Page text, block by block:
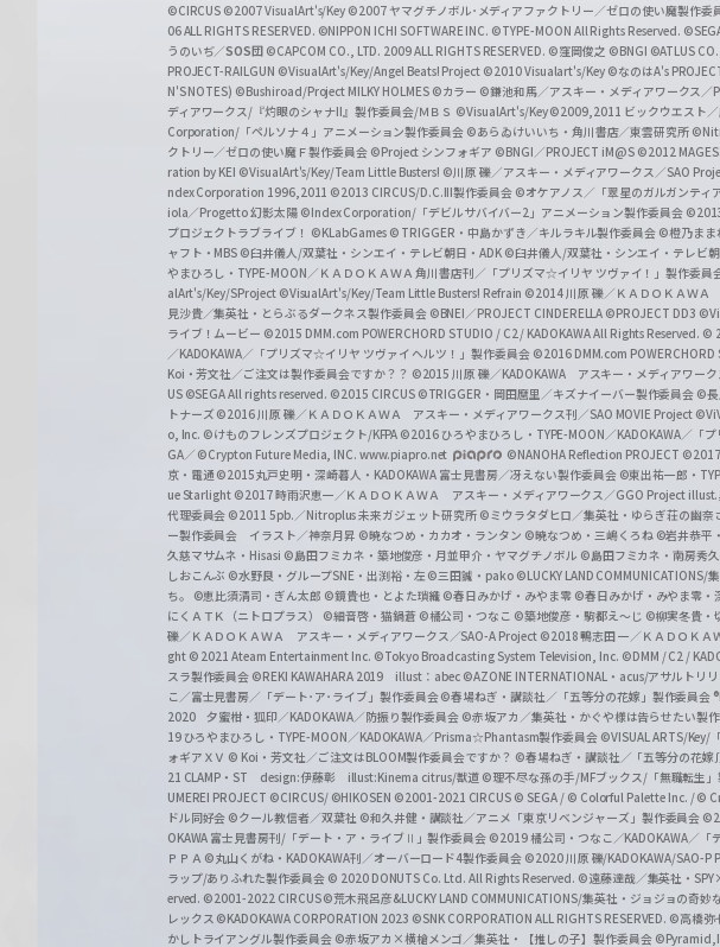
c
h
w
a
r
z
©CIRCUS ©2007 VisualArt's/Key ©2007 ヤマグチノボル･メディアファクトリー／ゼロの使い魔製作委
06 ALL RIGHTS RESERVED. ©NIPPON ICHI SOFTWARE INC. ©TYPE-MOON All Rights Reserved.
うのいぢ／SOS団 ©CAPCOM CO., LTD. 2009 ALL RIGHTS RESERVED. ©窪岡俊之 ©BNGI ©ATLUS
PROJECT-RAILGUN ©VisualArt's/Key/Angel Beats! Project ©2010 Visualart's/Key ©なのはA's
N'S NOTES) ©Bushiroad/Project MILKY HOLMES ©カラー ©鎌池和馬／アスキー・メディアワークス／
ディアワークス/『灼眼のシャナII』製作委員会/ＭＢＳ ©VisualArt's/Key©2009,2011 ビックウエスト
Corporation/「ペルソナ４」アニメーション製作委員会 ©あらゐけいいち・角川書店／東雲研究所
クトリー／ゼロの使い魔Ｆ製作委員会 ©Project シンフォギア ©BNGI／PROJECT iM@S ©2012
ration by KEI ©VisualArt's/Key/Team Little Busters! ©川原 礫／アスキー・メディアワークス／SAO
ndex Corporation 1996,2011 ©2013 CIRCUS/D.C.III製作委員会 ©オケアノス／「翠星のガルガンティ
iola／Progetto 幻影太陽 ©Index Corporation/「デビルサバイバー2」アニメーション製作委員会
プロジェクトラブライブ！ ©KLabGames © TRIGGER・中島かずき／キルラキル製作委員会 ©橙乃まま
ャフト・MBS ©臼井儀人/双葉社・シンエイ・テレビ朝日・ADK ©臼井儀人/双葉社・シンエイ・テレビ
やまひろし・TYPE-MOON／ＫＡＤＯＫＡＷＡ 角川書店刊／「プリズマ☆イリヤ ツヴァイ！」製作委員
alArt's/Key/SProject ©VisualArt's/Key/Team Little Busters! Refrain ©2014 川原 礫／ＫＡＤＯＫＡＷＡ
見沙貴／集英社・とらぶるダークネス製作委員会 ©BNEI／PROJECT CINDERELLA ©PROJECT DD3
ライブ！ムービー ©2015 DMM.com POWERCHORD STUDIO / C2 / KADOKAWA All Rights Reserved. ©
／KADOKAWA／「プリズマ☆イリヤ ツヴァイ ヘルツ！」製作委員会 ©2016 DMM.com POWERCHORD
Koi・芳文社／ご注文は製作委員会ですか？？ ©2015 川原 礫／KADOKAWA アスキー・メディアワー
US ©SEGA All rights reserved. ©2015 CIRCUS ©TRIGGER・岡田麿里／キズナイーバー製作委員会 ©長
トナーズ©2016 川原 礫／ＫＡＤＯＫＡＷＡ アスキー・メディアワークス刊／SAO MOVIE Project
o, Inc. ©けものフレンズプロジェクト/KFPA ©2016 ひろやまひろし・TYPE-MOON／KADOKAWA／「
GA／ ©Crypton Future Media, INC. www.piapro.net
©NANOHA Reflection PROJECT ©2017
京・電通 ©2015丸戸史明・深崎暮人・KADOKAWA 富士見書房／冴えない製作委員会 ©東出祐一郎・
ue Starlight ©2017 時雨沢恵一／ＫＡＤＯＫＡＷＡ アスキー・メディアワークス／GGO Project illust.
代理委員会 ©2011 5pb.／Nitroplus 未来ガジェット研究所 ©ミウラタダヒロ／集英社・ゆらぎ荘の幽奈
ー製作委員会 イラスト／神奈月昇 ©暁なつめ・カカオ・ランタン ©暁なつめ・三嶋くろね ©岩井恭平
久慈マサムネ・Hisasi ©島田フミカネ・築地俊彦・月並甲介・ヤマグチノボル ©島田フミカネ・南房秀
しおこんぶ ©水野良・グループSNE・出渕裕・左 ©三田誠・pako ©LUCKY LAND COMMUNICATIONS/
ち。
©恵比須清司・ぎん太郎 ©鏡貴也・とよた瑣織 ©春日みかげ・みやま零 ©春日みかげ・みやま零・
にくＡＴＫ（ニトロプラス） ©細音啓・猫鍋蒼 ©橘公司・つなこ ©築地俊彦・駒都え～じ ©柳実冬貴・
礫／ＫＡＤＯＫＡＷＡ アスキー・メディアワークス／SAO-A Project ©2018 鴨志田 一／ＫＡＤＯＫＡ
ght © 2021 Ateam Entertainment Inc. ©Tokyo Broadcasting System Television, Inc. ©DMM / C2 /
スラ製作委員会 ©REKI KAWAHARA 2019 illust：abec ©AZONE INTERNATIONAL・acus/アサルトリ
こ／富士見書房／「デート･ア･ライブ」製作委員会©春場ねぎ・講談社／「五等分の花嫁」製作委員会
2020 夕蜜柑・狐印／KADOKAWA／防振り製作委員会 ©赤坂アカ／集英社・かぐや様は告らせたい製
19 ひろやまひろし・TYPE-MOON／KADOKAWA／Prisma☆Phantasm製作委員会 ©VISUAL ARTS/Key/
ォギアＸＶ © Koi・芳文社／ご注文はBLOOM製作委員会ですか？ ©春場ねぎ・講談社／「五等分の花嫁
21 CLAMP・ST design:伊藤彰 illust:Kinema citrus/獣道 ©理不尽な孫の手/MFブックス/「無職転生
UMEREI PROJECT ©CIRCUS/ ©HIKOSEN ©2001-2021 CIRCUS © SEGA / © Colorful Palette Inc. / ©
ドル同好会 ©クール教信者／双葉社 ©和久井健・講談社／アニメ「東京リベンジャーズ」製作委員会
OKAWA 富士見書房刊/「デート・ア・ライブⅡ」製作委員会 ©2019 橘公司・つなこ／KADOKAWA／
ＰＰＡ ©丸山くがね・KADOKAWA刊／オーバーロード4製作委員会 ©2020 川原 礫/KADOKAWA/SAO-P
ラップ/ありふれた製作委員会 © 2020 DONUTS Co. Ltd. All Rights Reserved. ©遠藤達哉／集英社・
erved. ©2001-2022 CIRCUS©荒木飛呂彦&LUCKY LAND COMMUNICATIONS/集英社・ジョジョの奇妙
レックス ©KADOKAWA CORPORATION 2023 ©SNK CORPORATION ALL RIGHTS RESERVED. ©高橋弥
かしトライアングル製作委員会 ©赤坂アカ×横槍メンゴ／集英社・【推しの子】製作委員会